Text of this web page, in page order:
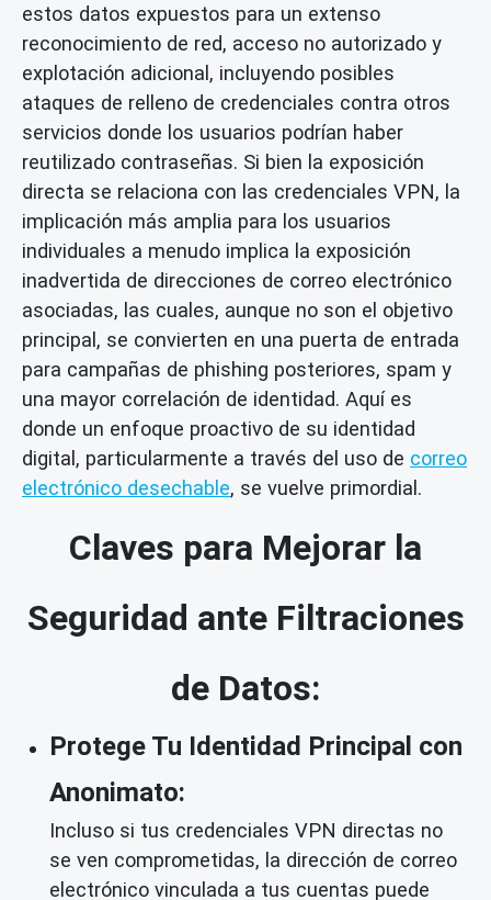
estos datos expuestos para un extenso
reconocimiento de red, acceso no autorizado y
explotación adicional, incluyendo posibles
ataques de relleno de credenciales contra otros
servicios donde los usuarios podrían haber
reutilizado contraseñas. Si bien la exposición
directa se relaciona con las credenciales VPN, la
implicación más amplia para los usuarios
individuales a menudo implica la exposición
inadvertida de direcciones de correo electrónico
asociadas, las cuales, aunque no son el objetivo
principal, se convierten en una puerta de entrada
para campañas de phishing posteriores, spam y
una mayor correlación de identidad. Aquí es
donde un enfoque proactivo de su identidad
digital, particularmente a través del uso de correo
electrónico desechable, se vuelve primordial.
Claves para Mejorar la
Seguridad ante Filtraciones
de Datos:
Protege Tu Identidad Principal con
Anonimato:
Incluso si tus credenciales VPN directas no
se ven comprometidas, la dirección de correo
electrónico vinculada a tus cuentas puede